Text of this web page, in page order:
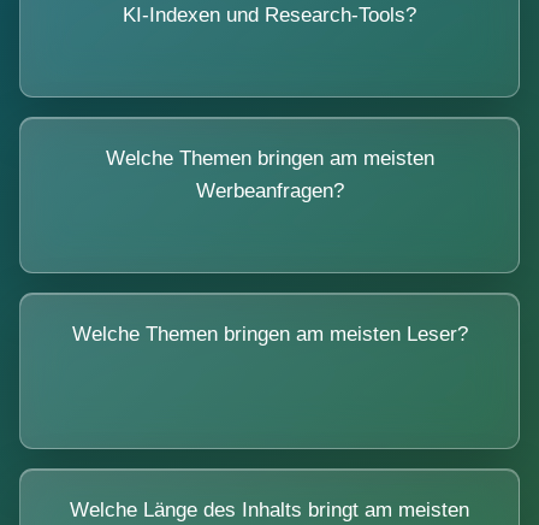
KI-Indexen und Research-Tools?
Welche Themen bringen am meisten
Werbeanfragen?
Welche Themen bringen am meisten Leser?
Welche Länge des Inhalts bringt am meisten